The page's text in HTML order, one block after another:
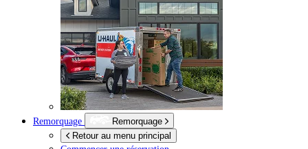
Remorquage
Remorquage
Retour au menu principal